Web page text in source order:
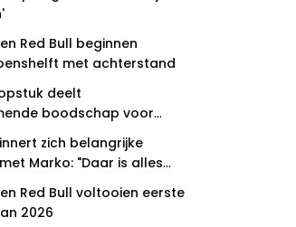
Red Bull beginnen
met achterstand
deelt
boodschap voor
Red Bull
zich belangrijke
Marko: "Daar is alles
Red Bull voltooien eerste
2026